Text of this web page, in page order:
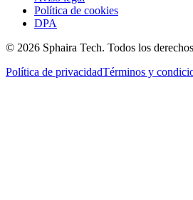
Política de cookies
DPA
© 2026 Sphaira Tech. Todos los
Política de privacidadTérminos y